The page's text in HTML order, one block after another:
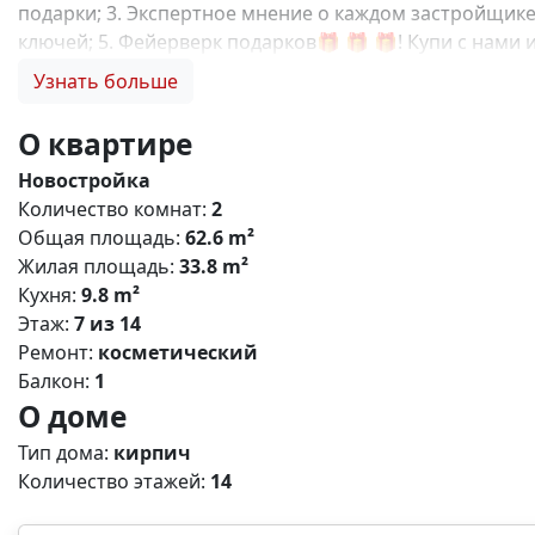
подарки; 3. Экспертное мнение о каждом
ключей; 5. Фейерверк подарков🎁 🎁 🎁! Купи с нами
от центра Симферополя, в котором хочется
для отдыха и пикников. Преимущества: 🏋️
(салоны, магазины, кафе); 🚗 Безопасный двор без
выбор планировок в домах комфорт класса;
инфраструктура: 🍼 Новый детский сад внутри
Супермаркет, магазины; 💊 Аптеки; 🛣️ До центра
,базовая,IT- ипотека; Материнский капитал;
Узнать больше
О квартире
Новостройка
Количество комнат: 2
Общая площадь: 62.6 m²
Жилая площадь: 33.8 m²
Кухня: 9.8 m²
Этаж: 7 из 14
Ремонт: косметический
Балкон: 1
О доме
Тип дома: кирпич
Количество этажей: 14